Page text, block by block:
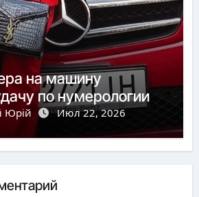
на машину
по нумерологии
Юрій Июл 22, 2026